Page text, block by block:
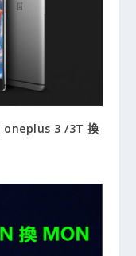
oneplus 3 /3T 換